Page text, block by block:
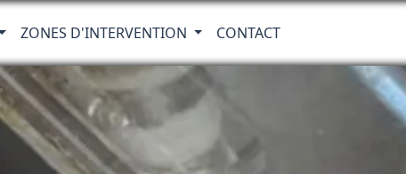
ZONES D'INTERVENTION CONTACT